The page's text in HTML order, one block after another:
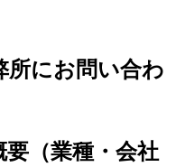
にお問い合わ
（業種・会社